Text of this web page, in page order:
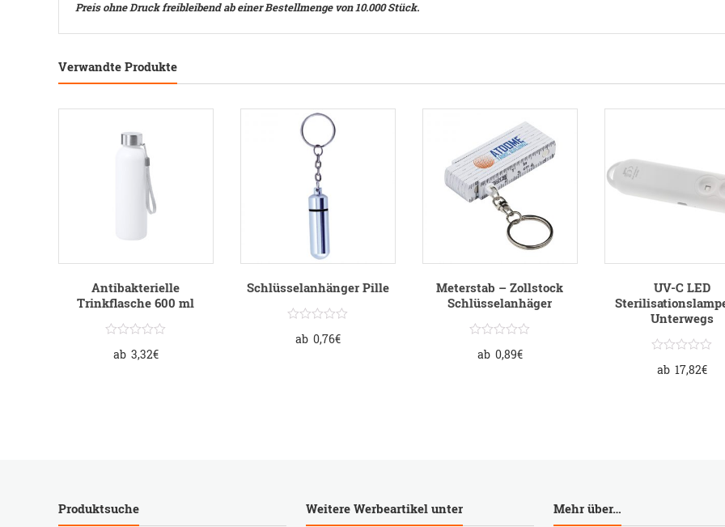
Preis ohne Druck freibleibend ab einer Bestellmenge von 10.000 Stück.
Verwandte Produkte
Antibakterielle
Trinkflasche 600 ml
ab 3,32€
Schlüsselanhänger Pille
ab 0,76€
Meterstab – Zollstock
Schlüsselanhäger
ab 0,89€
UV-C LED
Unterwegs
ab 17,82€
Produktsuche Weitere Werbeartikel unter Mehr über…